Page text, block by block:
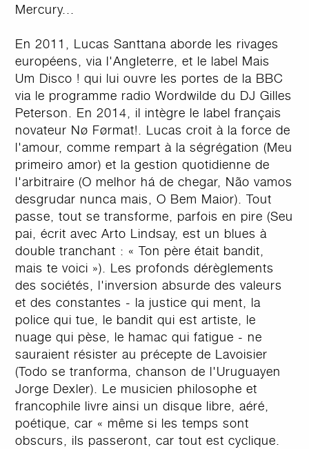
Mercury...
En 2011, Lucas Santtana aborde les rivages
européens, via l'Angleterre, et le label Mais
Um Disco ! qui lui ouvre les portes de la BBC
via le programme radio Wordwilde du DJ Gilles
Peterson. En 2014, il intègre le label français
novateur Nø Førmat!. Lucas croit à la force de
l'amour, comme rempart à la ségrégation (Meu
primeiro amor) et la gestion quotidienne de
l'arbitraire (O melhor há de chegar, Não vamos
desgrudar nunca mais, O Bem Maior). Tout
passe, tout se transforme, parfois en pire (Seu
pai, écrit avec Arto Lindsay, est un blues à
double tranchant : « Ton père était bandit,
mais te voici »). Les profonds dérèglements
des sociétés, l'inversion absurde des valeurs
et des constantes - la justice qui ment, la
police qui tue, le bandit qui est artiste, le
nuage qui pèse, le hamac qui fatigue - ne
sauraient résister au précepte de Lavoisier
(Todo se tranforma, chanson de l'Uruguayen
Jorge Dexler). Le musicien philosophe et
francophile livre ainsi un disque libre, aéré,
poétique, car « même si les temps sont
obscurs, ils passeront, car tout est cyclique.